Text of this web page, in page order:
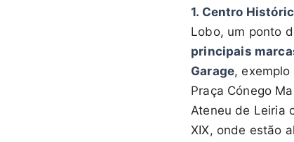
1. Centro
Lobo, um ponto
principais
Garage,
Praça Cónego
Ateneu de Leiria
XIX, onde estão